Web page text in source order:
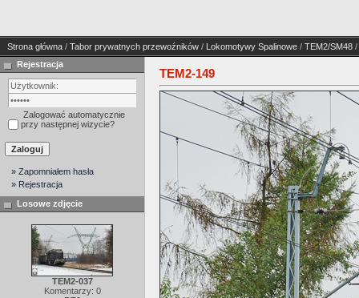
Strona główna / Tabor prywatnych przewoźników / Lokomotywy Spalinowe / TEM2/SM48 /
Rejestracja
Zalogować automatycznie
przy następnej wizycie?
» Zapomniałem hasła
» Rejestracja
Losowe zdjęcie
TEM2-037
Komentarzy: 0
TEM2-149